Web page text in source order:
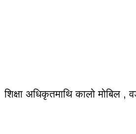
शिक्षा अधिकृतमाथि कालो मोबिल ,